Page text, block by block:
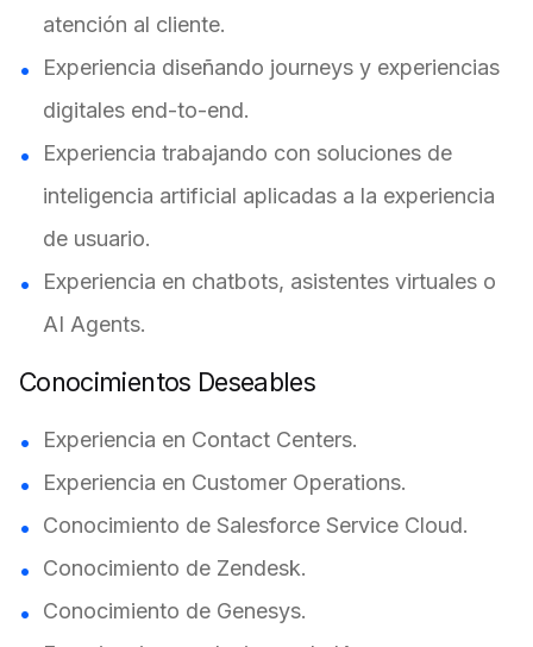
atención al cliente.
Experiencia diseñando journeys y experiencias
digitales end-to-end.
Experiencia trabajando con soluciones de
inteligencia artificial aplicadas a la experiencia
de usuario.
Experiencia en chatbots, asistentes virtuales o
AI Agents.
Conocimientos Deseables
Experiencia en Contact Centers.
Experiencia en Customer Operations.
Conocimiento de Salesforce Service Cloud.
Conocimiento de Zendesk.
Conocimiento de Genesys.